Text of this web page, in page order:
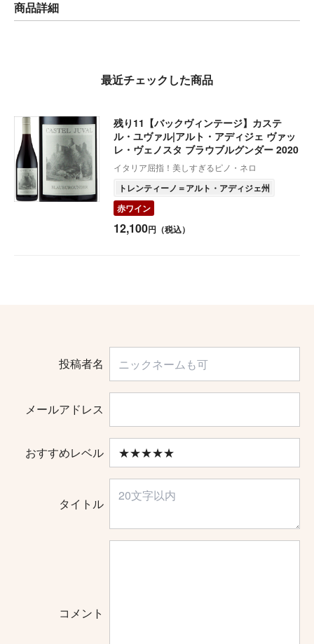
商品詳細
最近チェックした商品
残り11【バックヴィンテージ】カステ
ル・ユヴァル|アルト・アディジェ ヴァッ
レ・ヴェノスタ ブラウブルグンダー 2020
イタリア屈指！美しすぎるピノ・ネロ
トレンティーノ＝アルト・アディジェ州
赤ワイン
12,100円（税込）
投稿者名
メールアドレス
おすすめレベル
タイトル
コメント